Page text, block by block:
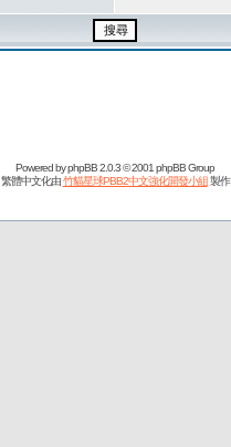
Powered byphpBB2.0.3 © 2001 phpBB Group
繁體中文化由竹貓星球PBB2中文強化開發小組製作